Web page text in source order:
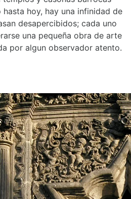
hoy, hay una infinidad de
desapercibidos; cada uno
una pequeña obra de arte
por algun observador atento.